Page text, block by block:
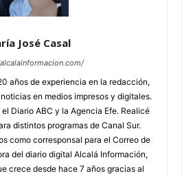
José Casal
años de experiencia en la redacción,
en medios impresos y digitales.
Diario ABC y la Agencia Efe. Realicé
distintos programas de Canal Sur.
como corresponsal para el Correo de
del diario digital Alcalá Información,
crece desde hace 7 años gracias al